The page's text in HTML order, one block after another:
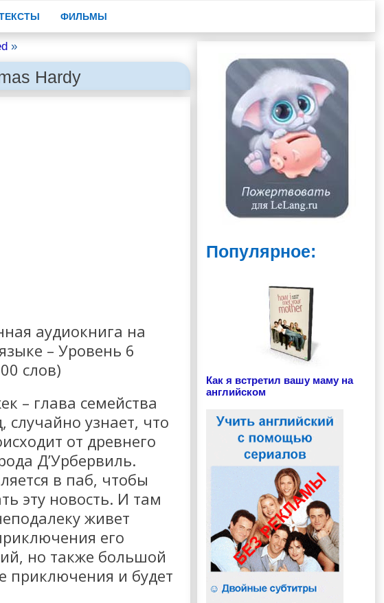
ФИЛЬМЫ
»
Hardy
аудиокнига на
– Уровень 6
слов)
– глава семейства
узнает, что
от древнего
Д’Урбервиль.
в паб, чтобы
эту новость. И там
живет
его
но также большой
приключения и будет
Популярное:
Как я встретил вашу маму на
английском